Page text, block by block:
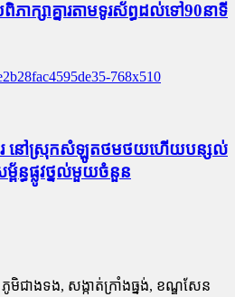
ក្សាគ្នារតាមទូរស័ព្ធដល់ទៅ90នាទី
រ​ នៅ​ស្រុក​សំឡូត​ថមថយ​ហើយ​បន្សល់​
ព័ន្ធ​ផ្លូវថ្នល់​មួយ​ចំនួន
ភូមិជាងទង, សង្កាត់ក្រាំងធ្នង់, ខណ្ឌសែន